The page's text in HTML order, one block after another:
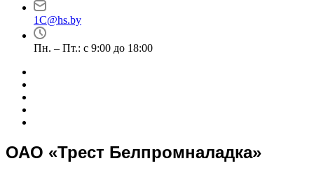
1C@hs.by
Пн. – Пт.: с 9:00 до 18:00
ОАО «Трест Белпромналадка»